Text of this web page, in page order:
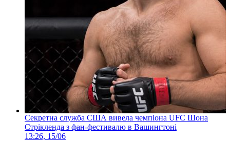
Секретна служба США вивела чемпіона UFC Шона
Стрікленда з фан-фестивалю в Вашингтоні
13:26, 15/06